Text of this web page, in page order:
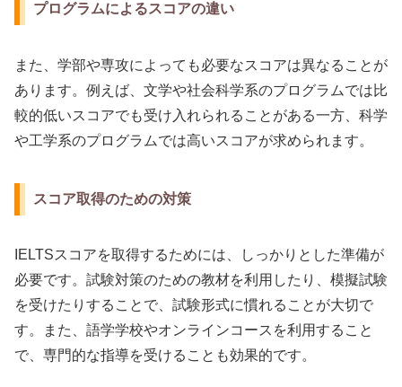
プログラムによるスコアの違い
また、学部や専攻によっても必要なスコアは異なることが
あります。例えば、文学や社会科学系のプログラムでは比
較的低いスコアでも受け入れられることがある一方、科学
や工学系のプログラムでは高いスコアが求められます。
スコア取得のための対策
IELTSスコアを取得するためには、しっかりとした準備が
必要です。試験対策のための教材を利用したり、模擬試験
を受けたりすることで、試験形式に慣れることが大切で
す。また、語学学校やオンラインコースを利用すること
で、専門的な指導を受けることも効果的です。